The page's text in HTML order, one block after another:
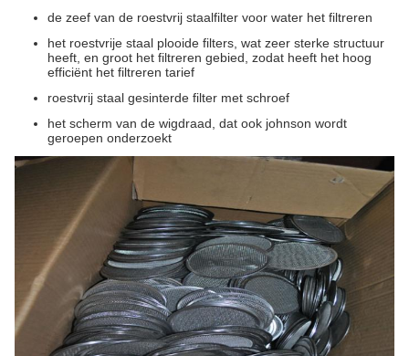
de zeef van de roestvrij staalfilter voor water het filtreren
het roestvrije staal plooide filters, wat zeer sterke structuur
heeft, en groot het filtreren gebied, zodat heeft het hoog
efficiënt het filtreren tarief
roestvrij staal gesinterde filter met schroef
het scherm van de wigdraad, dat ook johnson wordt
geroepen onderzoekt